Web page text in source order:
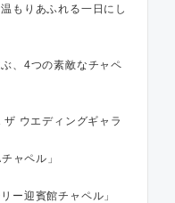
もりあふれる一日にし
、4つの素敵なチャペ
ザ ウエディングギャラ
ャペル」
ー迎賓館チャペル」